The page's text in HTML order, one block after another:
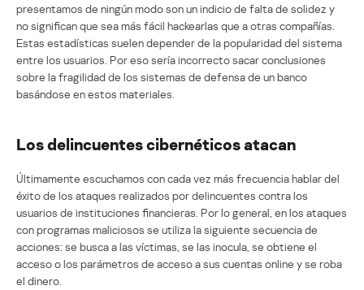
presentamos de ningún modo son un indicio de falta de solidez y
no significan que sea más fácil hackearlas que a otras compañías.
Estas estadísticas suelen depender de la popularidad del sistema
entre los usuarios. Por eso sería incorrecto sacar conclusiones
sobre la fragilidad de los sistemas de defensa de un banco
basándose en estos materiales.
Los delincuentes cibernéticos atacan
Últimamente escuchamos con cada vez más frecuencia hablar del
éxito de los ataques realizados por delincuentes contra los
usuarios de instituciones financieras. Por lo general, en los ataques
con programas maliciosos se utiliza la siguiente secuencia de
acciones: se busca a las víctimas, se las inocula, se obtiene el
acceso o los parámetros de acceso a sus cuentas online y se roba
el dinero.